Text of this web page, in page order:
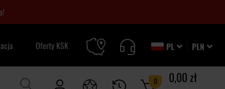
PLN
PL
Oferty KSK
0 0,00 zł